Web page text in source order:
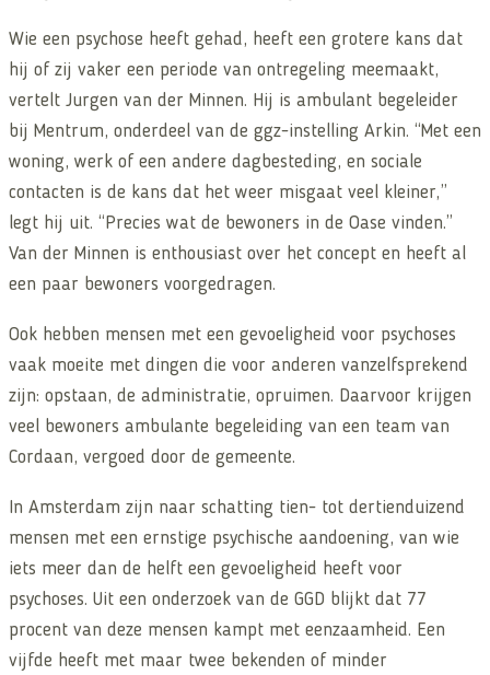
Wie een psychose heeft gehad, heeft een grotere kans dat
hij of zij vaker een periode van ontregeling meemaakt,
vertelt Jurgen van der Minnen. Hij is ambulant begeleider
bij Mentrum, onderdeel van de ggz-instelling Arkin. “Met een
woning, werk of een andere dagbesteding, en sociale
contacten is de kans dat het weer misgaat veel kleiner,”
legt hij uit. “Precies wat de bewoners in de Oase vinden.”
Van der Minnen is enthousiast over het concept en heeft al
een paar bewoners voorgedragen.
Ook hebben mensen met een gevoeligheid voor psychoses
vaak moeite met dingen die voor anderen vanzelfsprekend
zijn: opstaan, de administratie, opruimen. Daarvoor krijgen
veel bewoners ambulante begeleiding van een team van
Cordaan, vergoed door de gemeente.
In Amsterdam zijn naar schatting tien- tot dertienduizend
mensen met een ernstige psychische aandoening, van wie
iets meer dan de helft een gevoeligheid heeft voor
psychoses. Uit een onderzoek van de GGD blijkt dat 77
procent van deze mensen kampt met eenzaamheid. Een
vijfde heeft met maar twee bekenden of minder